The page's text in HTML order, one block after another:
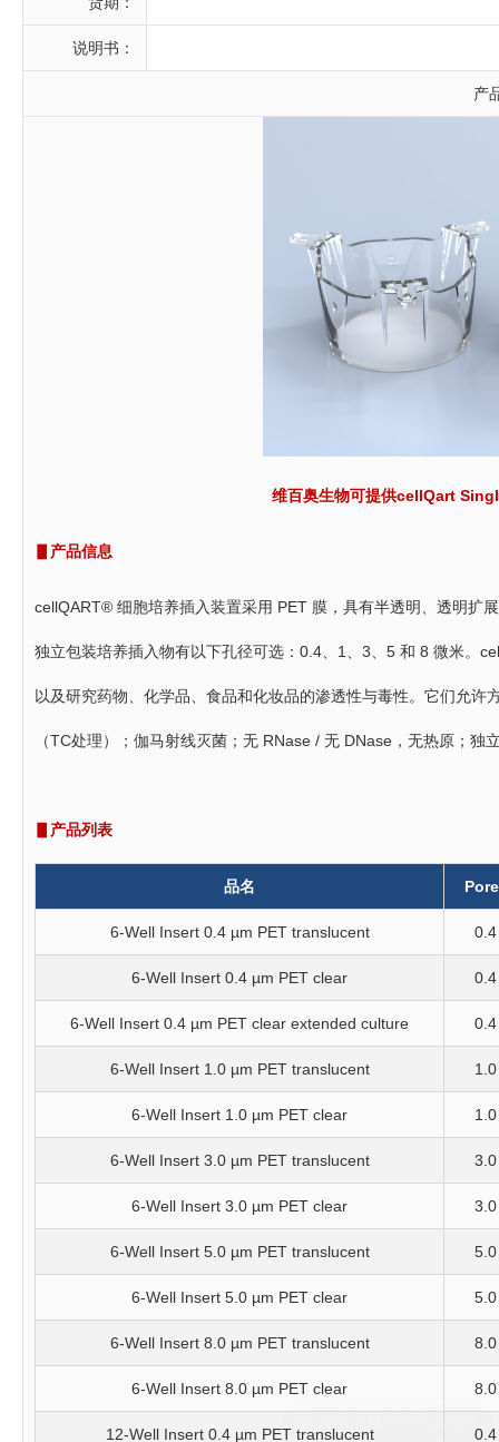
说明书：
产
维百奥生物可提供cellQart
▋产品信息
cellQART® 细胞培养插入装置采用 PET 膜，具有半透明、透明扩
独立包装培养插入物有以下孔径可选：0.4、1、3、5 和 8 微米。
以及研究药物、化学品、食品和化妆品的渗透性与毒性。它们允
（TC处理）；伽马射线灭菌；无 RNase / 无 DNase，无热原；
▋产品列表
品名
6-Well Insert 0.4 µm PET translucent
6-Well Insert 0.4 µm PET clear
6-Well Insert 0.4 µm PET clear extended culture
6-Well Insert 1.0 µm PET translucent
6-Well Insert 1.0 µm PET clear
6-Well Insert 3.0 µm PET translucent
6-Well Insert 3.0 µm PET clear
6-Well Insert 5.0 µm PET translucent
6-Well Insert 5.0 µm PET clear
6-Well Insert 8.0 µm PET translucent
6-Well Insert 8.0 µm PET clear
12-Well Insert 0.4 µm PET translucent